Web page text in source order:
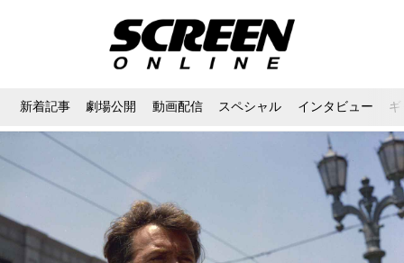
新着記事 劇場公開 動画配信 スペシャル インタビュー